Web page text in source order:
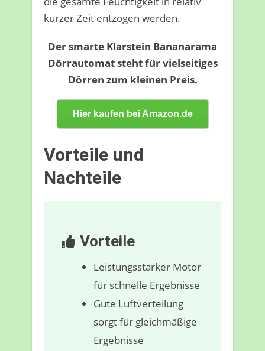
kurzer Zeit entzogen werden.
Der smarte Klarstein Bananarama
Dörrautomat steht für vielseitiges
Dörren zum kleinen Preis.
Hier kaufen bei Amazon.de
Vorteile und
Nachteile
Vorteile
Leistungsstarker Motor
für schnelle Ergebnisse
Gute Luftverteilung
sorgt für gleichmäßige
Ergebnisse